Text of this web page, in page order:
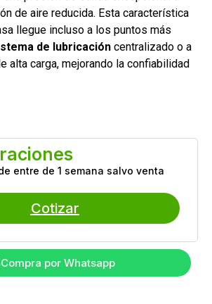
de aire reducida. Esta característica
llegue incluso a los puntos más
de lubricación centralizado o a
alta carga, mejorando la confiabilidad
entre de 1 semana salvo venta
Cotizar
Compra por Whatsapp